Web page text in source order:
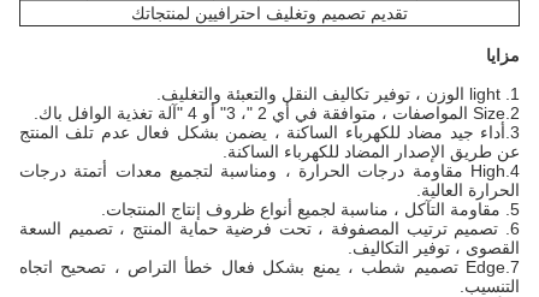
تقديم تصميم وتغليف احترافيين لمنتجاتك
مزايا
3.أداء جيد مضاد للكهرباء الساكنة ، يضمن بشكل فعال عدم تلف المنتج
عن طريق الإصدار المضاد للكهرباء الساكنة.
4.High مقاومة درجات الحرارة ، ومناسبة لتجميع معدات أتمتة درجات
الحرارة العالية.
5. مقاومة التآكل ، مناسبة لجميع أنواع ظروف إنتاج المنتجات.
6. تصميم ترتيب المصفوفة ، تحت فرضية حماية المنتج ، تصميم السعة
القصوى ، توفير التكاليف.
7.Edge تصميم شطب ، يمنع بشكل فعال خطأ التراص ، تصحيح اتجاه
التنسيب.